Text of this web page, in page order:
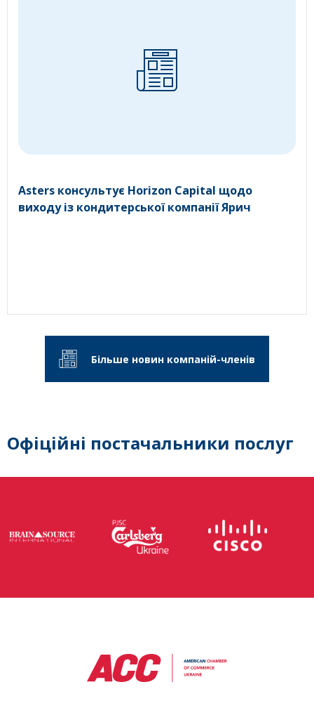
Asters консультує Horizon Capital щодо
виходу із кондитерської компанії Ярич
Більше новин компаній-членів
Офіційні постачальники послуг